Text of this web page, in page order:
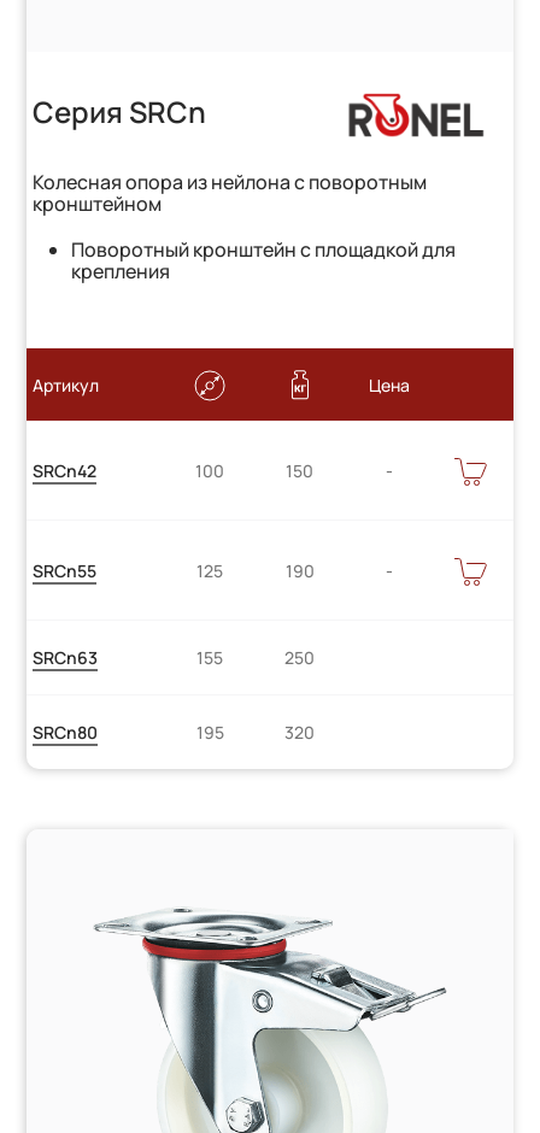
Серия SRCn
Колесная опора из нейлона с поворотным
кронштейном
Поворотный кронштейн с площадкой для
крепления
Артикул Цена
SRCn42 100 150
В
КОРЗИНУ
SRCn55 125 190
В
КОРЗИНУ
SRCn63 155 250
SRCn80 195 320